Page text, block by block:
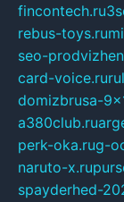
fincontech.ru
rebus-toys.ru
seo-
card-voice.ru
domizbrusa-
a380club.ru
perk-oka.rug-
naruto-x.ru
spayderhed-